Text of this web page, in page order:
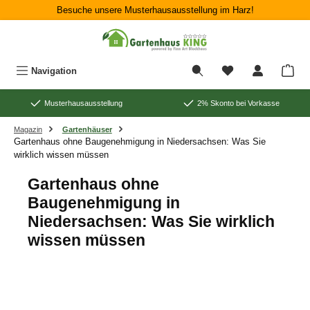
Zum Hauptinhalt springenBesuche unsere Musterhausausstellung im Harz!
Navigation
Musterhausausstellung 2% Skonto bei Vorkasse
Magazin Gartenhäuser
Gartenhaus ohne Baugenehmigung in Niedersachsen: Was Sie
wirklich wissen müssen
Gartenhaus ohne
Baugenehmigung in
Niedersachsen: Was Sie wirklich
wissen müssen